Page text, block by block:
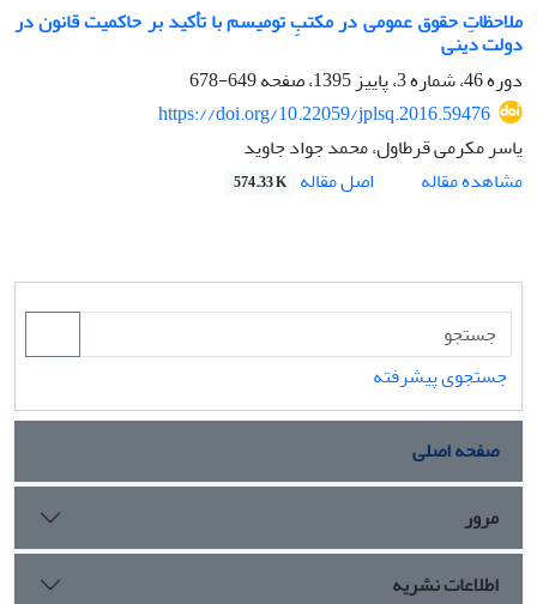
ملاحظاتِ حقوق عمومی در مکتبِ تومیسم با تأکید بر حاکمیت قانون در
دولت دینی
دوره 46، شماره 3، پاییز 1395، صفحه
649-678
https://doi.org/10.22059/jplsq.2016.59476
یاسر مکرمی قرطاول، محمد جواد جاوید
مشاهده مقاله
اصل مقاله 574.33 K
جستجوی پیشرفته
صفحه اصلی
مرور
اطلاعات نشریه